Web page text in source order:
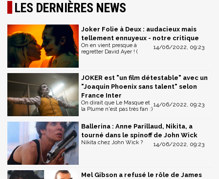
LES DERNIÈRES NEWS
Joker Folie à Deux : audacieux mais
tellement ennuyeux - notre critique
14/06/2022, 09:23
On en vient presque à
regretter David Ayer ! (
JOKER est "un film détestable" avec un
"Joaquin Phoenix sans talent" selon
France Inter
14/06/2022, 09:23
On dirait que Le Masque et
la Plume n'est pas très fan :)
Ballerina : Anne Parillaud, Nikita, a
tourné dans le spinoff de John Wick
14/06/2022, 09:23
Nikita chez John Wick ?
Mel Gibson a refusé le rôle de James